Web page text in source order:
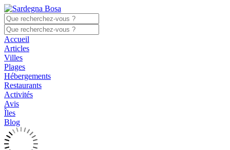
Accueil
Articles
Villes
Plages
Hébergements
Restaurants
Activités
Avis
Îles
Blog